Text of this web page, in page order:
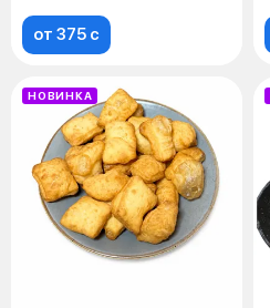
от 375 c
НОВИНКА